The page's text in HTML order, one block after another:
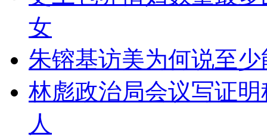
女
朱镕基访美为何说至
林彪政治局会议写证
人